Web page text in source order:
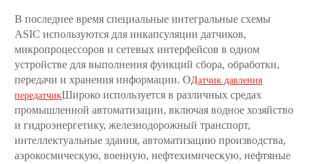
В последнее время специальные интегральные схемы
ASIC используются для инкапсуляции датчиков,
микропроцессоров и сетевых интерфейсов в одном
устройстве для выполнения функций сбора, обработки,
передачи и хранения информации. ОДатчик давления
передатчикШироко используется в различных средах
промышленной автоматизации, включая водное хозяйство
и гидроэнергетику, железнодорожный транспорт,
интеллектуальные здания, автоматизацию производства,
аэрокосмическую, военную, нефтехимическую, нефтяные